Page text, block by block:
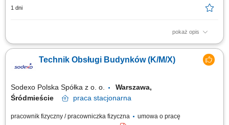
1 dni
pokaż opis
Zapewnienie sprawnej obsługi technicznej obiektu oraz prawidłowej
eksploatacji infrastruktury. Koordynowanie pracy zespołu technicznego i
nadzorowanie realizacji powierzonych zadań. Kontrola prac
wykonywanych przez podwykonawców oraz pracowników technicznych.
Technik Obsługi Budynków (K/M/X)
Sodexo Polska Spółka z o. o.
Warszawa,
Śródmieście
praca stacjonarna
pracownik fizyczny / pracowniczka fizyczna umowa o pracę